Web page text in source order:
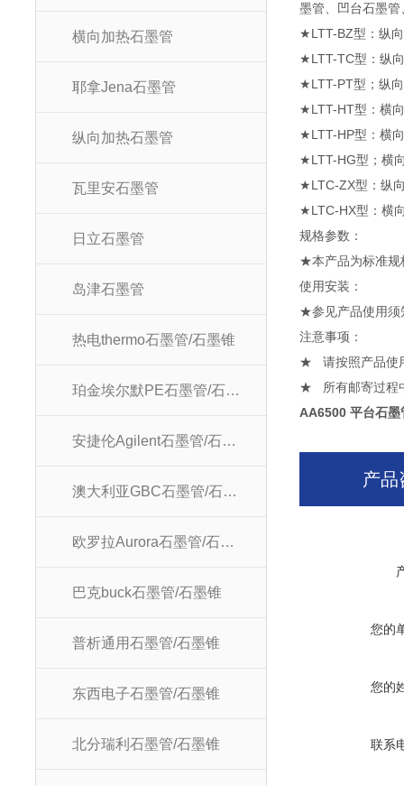
横向加热石墨管
耶拿Jena石墨管
纵向加热石墨管
瓦里安石墨管
日立石墨管
岛津石墨管
热电thermo石墨管/石墨锥
珀金埃尔默PE石墨管/石墨锥
安捷伦Agilent石墨管/石墨锥
澳大利亚GBC石墨管/石墨锥
欧罗拉Aurora石墨管/石墨锥
巴克buck石墨管/石墨锥
普析通用石墨管/石墨锥
东西电子石墨管/石墨锥
北分瑞利石墨管/石墨锥
墨管、凹台石墨
★LTT-BZ型：纵
★LTT-TC型：纵
★LTT-PT型；纵
★LTT-HT型：横
★LTT-HP型：横
★LTT-HG型；横
★LTC-ZX型：纵
★LTC-HX型：横
规格参
★本产品为标准规
使用
★参见产品使用须
注意
★ 请按照产品使
★ 所有邮寄过程
AA6500 平台石
产品
您的
您的
联系